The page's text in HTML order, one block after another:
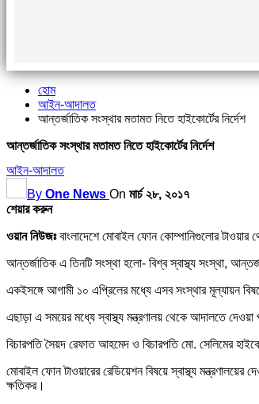
হোম
আইন-আদালত
আন্তর্জাতিক সংস্থার মতামত নিতে হাইকোর্টের নির্দেশ
আন্তর্জাতিক সংস্থার মতামত নিতে হাইকোর্টের নির্দেশ
আইন-আদালত
By One News On মার্চ ২৮, ২০১৭
শেয়ার করুন
ওয়ান নিউজঃবাংলাদেশে মোবাইল ফোন কোম্পানিগুলোর টাওয়ার
আন্তর্জাতিক এ তিনটি সংস্থা হলো- বিশ্ব স্বাস্থ্য সংস্থা,
একইসঙ্গে আগামী ১০ এপ্রিলের মধ্যে এসব সংস্থার মূল্যায়ন
এছাড়া এ সময়ের মধ্যে স্বাস্থ্য মন্ত্রণালয় থেকে আদালতে
বিচারপতি সৈয়দ রেফাত আহমেদ ও বিচারপতি মো. সেলিমের
মোবাইল ফোন টাওয়ারের রেডিয়েশন বিষয়ে স্বাস্থ্য মন্ত্রণালয়ের
ক্ষতিকর।